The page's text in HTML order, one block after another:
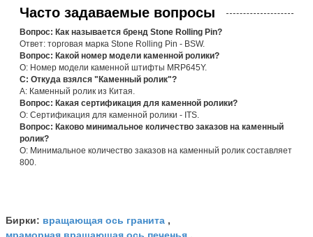
Часто задаваемые вопросы
Вопрос: Как называется бренд Stone Rolling Pin?
Ответ: торговая марка Stone Rolling Pin - BSW.
Вопрос: Какой номер модели каменной ролики?
О: Номер модели каменной штифты MRP645Y.
С: Откуда взялся "Каменный ролик"?
А: Каменный ролик из Китая.
Вопрос: Какая сертификация для каменной ролики?
О: Сертификация для каменной ролики - ITS.
Вопрос: Каково минимальное количество заказов на каменный
ролик?
О: Минимальное количество заказов на каменный ролик составляет
800.
Бирки: вращающая ось гранита ,
мраморная вращающая ось печенья